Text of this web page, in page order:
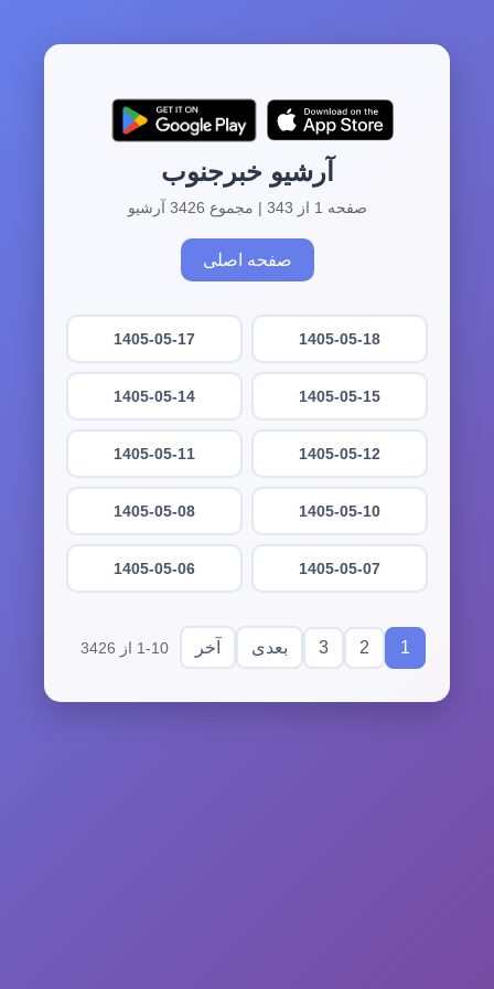
آرشیو خبرجنوب
صفحه 1 از 343 | مجموع 3426 آرشیو
صفحه اصلی
1405-05-18
1405-05-17
1405-05-15
1405-05-14
1405-05-12
1405-05-11
1405-05-10
1405-05-08
1405-05-07
1405-05-06
1
2
3 بعدی آخر 1-10 از 3426